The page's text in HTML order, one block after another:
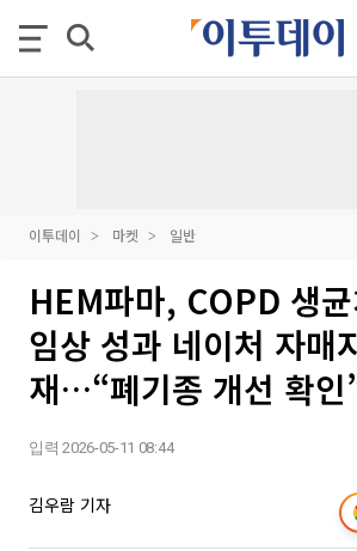
이투데이 마켓 일반
HEM파마, COPD 생
임상 성과 네이처 자매
재…“폐기종 개선 확인
입력 2026-05-11 08:44
김우람 기자